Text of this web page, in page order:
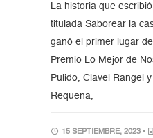
La historia que
titulada Saborear la
ganó el primer lugar
Premio Lo Mejor de
Pulido, Clavel Rangel
Requena,
15 SEPTIEMBRE, 2023 •